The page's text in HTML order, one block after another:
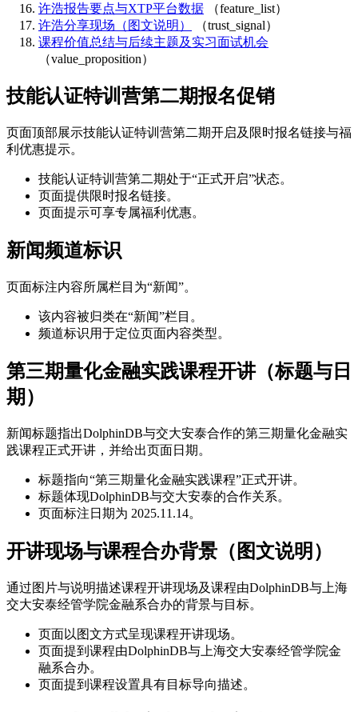
许浩报告要点与XTP平台数据
（feature_list）
许浩分享现场（图文说明）
（trust_signal）
课程价值总结与后续主题及实习面试机会
（value_proposition）
技能认证特训营第二期报名促销
页面顶部展示技能认证特训营第二期开启及限时报名链接与福
利优惠提示。
技能认证特训营第二期处于“正式开启”状态。
页面提供限时报名链接。
页面提示可享专属福利优惠。
新闻频道标识
页面标注内容所属栏目为“新闻”。
该内容被归类在“新闻”栏目。
频道标识用于定位页面内容类型。
第三期量化金融实践课程开讲（标题与日
期）
新闻标题指出DolphinDB与交大安泰合作的第三期量化金融实
践课程正式开讲，并给出页面日期。
标题指向“第三期量化金融实践课程”正式开讲。
标题体现DolphinDB与交大安泰的合作关系。
页面标注日期为 2025.11.14。
开讲现场与课程合办背景（图文说明）
通过图片与说明描述课程开讲现场及课程由DolphinDB与上海
交大安泰经管学院金融系合办的背景与目标。
页面以图文方式呈现课程开讲现场。
页面提到课程由DolphinDB与上海交大安泰经管学院金
融系合办。
页面提到课程设置具有目标导向描述。